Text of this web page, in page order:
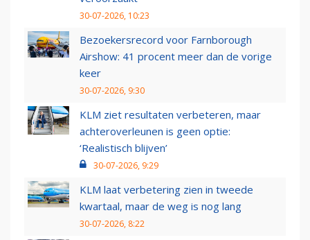
30-07-2026, 10:23
Bezoekersrecord voor Farnborough
Airshow: 41 procent meer dan de vorige
keer
30-07-2026, 9:30
KLM ziet resultaten verbeteren, maar
achteroverleunen is geen optie:
‘Realistisch blijven’
30-07-2026, 9:29
KLM laat verbetering zien in tweede
kwartaal, maar de weg is nog lang
30-07-2026, 8:22